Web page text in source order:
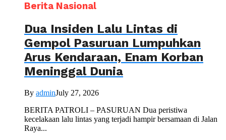
Berita Nasional
Dua Insiden Lalu Lintas di
Gempol Pasuruan Lumpuhkan
Arus Kendaraan, Enam Korban
Meninggal Dunia
By adminJuly 27, 2026
BERITA PATROLI – PASURUAN Dua peristiwa
kecelakaan lalu lintas yang terjadi hampir bersamaan di Jalan
Raya...